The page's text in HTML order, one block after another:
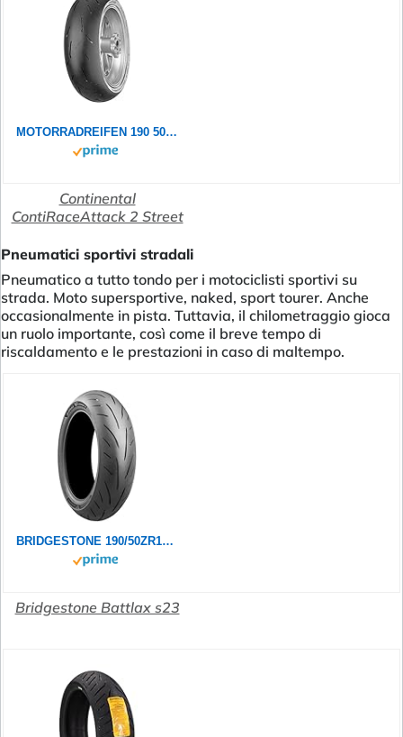
MOTORRADREIFEN 190 50 ZR17 M/C (73W) CONTINENTAL CONTIRACEATTACK 2 STREET TL TL MOTORRAD
Continental
ContiRaceAttack 2 Street
Pneumatici sportivi stradali
Pneumatico a tutto tondo per i motociclisti sportivi su
strada. Moto supersportive, naked, sport tourer. Anche
occasionalmente in pista. Tuttavia, il chilometraggio gioca
un ruolo importante, così come il breve tempo di
riscaldamento e le prestazioni in caso di maltempo.
BRIDGESTONE 190/50ZR17 73W S23R BATTLAX
Bridgestone Battlax s23